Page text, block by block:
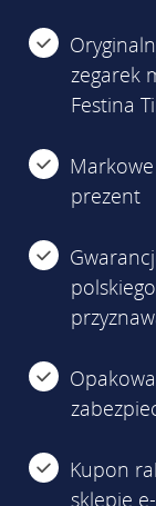
zegarek
Festina
prezent
Kupon
sklepie